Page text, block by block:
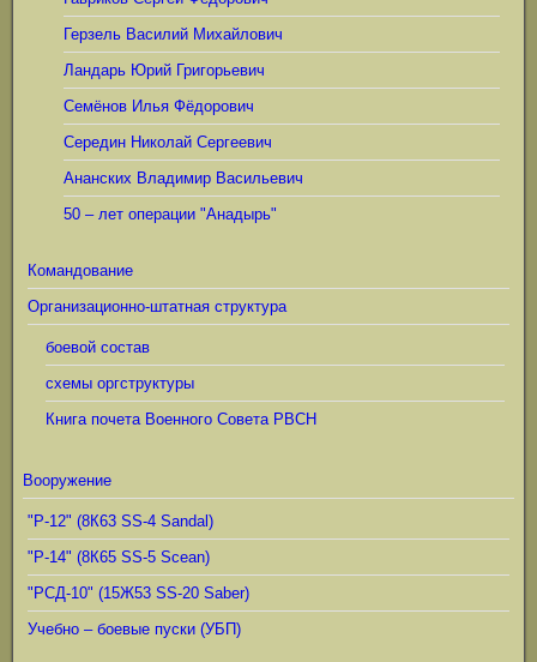
Герзель Василий Михайлович
Ландарь Юрий Григорьевич
Семёнов Илья Фёдорович
Середин Николай Сергеевич
Ананских Владимир Васильевич
50 – лет операции "Анадырь"
Командование
Организационно-штатная структура
боевой состав
схемы оргструктуры
Книга почета Военного Совета РВСН
Вооружение
"Р-12" (8К63 SS-4 Sandal)
"Р-14" (8К65 SS-5 Scean)
"РСД-10" (15Ж53 SS-20 Saber)
Учебно – боевые пуски (УБП)